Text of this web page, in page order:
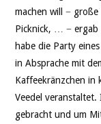
machen will −
Picknick, … − ergab
habe die Party
in Absprache mit
Kaffeekränzchen in
Veedel
gebracht und um